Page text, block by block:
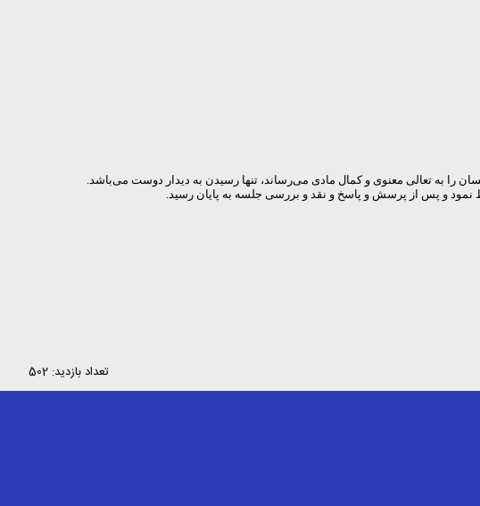
به تعالی معنوی و کمال مادی می‌رساند، تنها رسیدن به دیدار دوست می‌باشد.
نمود و پس از پرسش و پاسخ و نقد و بررسی جلسه به پایان رسید.
تعداد بازدید: 502